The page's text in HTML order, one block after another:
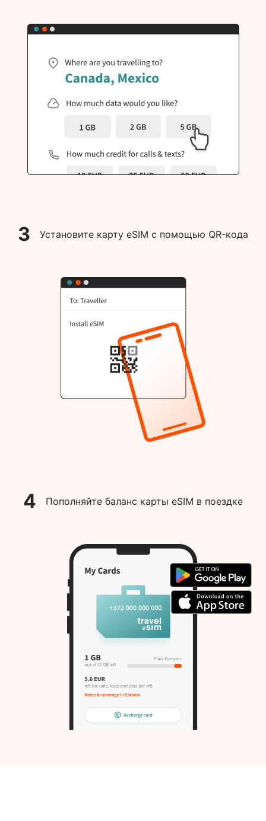
3 Установите карту eSIM с помощью QR-кода
4 Пополняйте баланс карты eSIM в поездке